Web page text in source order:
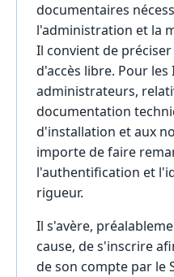
documentaires
l'administration et la
Il convient de
d'accès libre. Pour
administrateurs,
documentation
d'installation et aux
importe de faire
l'authentification et
rigueur.
Il s'avère,
cause, de s'inscrire
de son compte par le